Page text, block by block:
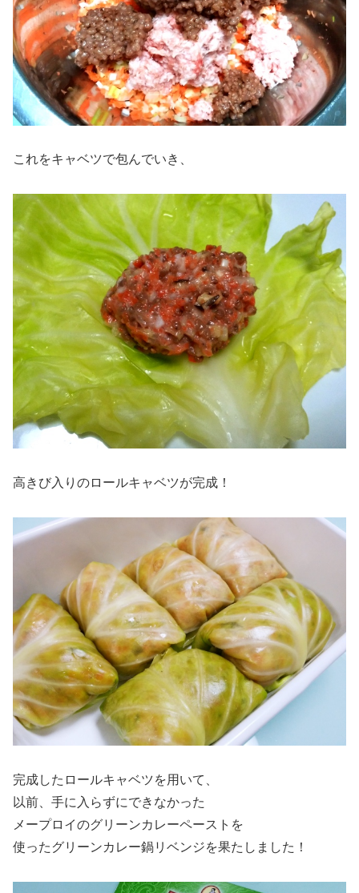
これをキャベツで包んでいき、
高きび入りのロールキャベツが完成！
完成したロールキャベツを用いて、
以前、手に入らずにできなかった
メープロイのグリーンカレーペーストを
使ったグリーンカレー鍋リベンジを果たしました！